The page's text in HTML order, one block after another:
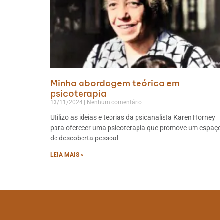
Minha abordagem teórica em
psicoterapia
13/11/2024 Nenhum comentário
Utilizo as ideias e teorias da psicanalista Karen Horney
para oferecer uma psicoterapia que promove um
de descoberta pessoal
LEIA MAIS »